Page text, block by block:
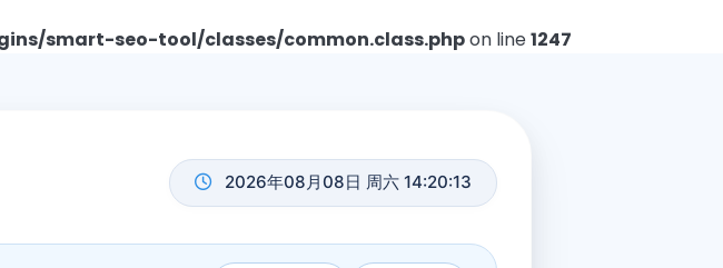
smart-seo-tool/classes/common.class.phpon line1247